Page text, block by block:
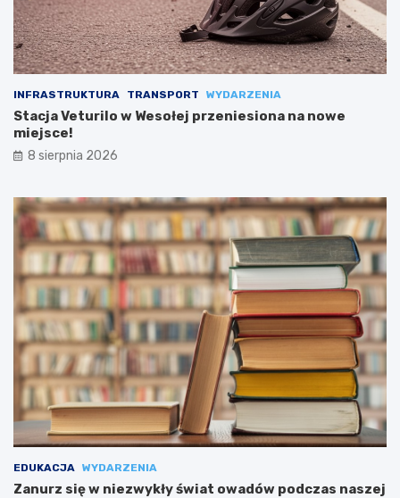
INFRASTRUKTURA TRANSPORT WYDARZENIA
Stacja Veturilo w Wesołej przeniesiona na nowe
miejsce!
8 sierpnia 2026
EDUKACJA WYDARZENIA
Zanurz się w niezwykły świat owadów podczas naszej